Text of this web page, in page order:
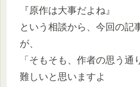
『原作は大事だよね』
という相談から、今回の記
が、
「そもそも、作者の思う通
難しいと思いますよ